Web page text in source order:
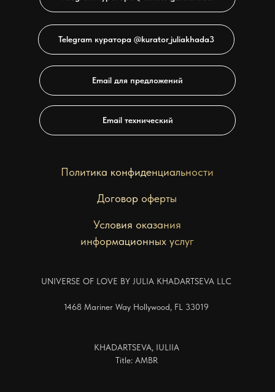
Политика конфиденциальности
Договор оферты
Условия оказания
информационных услуг
Telegram куратора @kurator_juliakhada3
Email для предложений
Email технический
UNIVERSE OF LOVE BY JULIA KHADARTSEVA LLC
1468 Mariner Way Hollywood, FL 33019
KHADARTSEVA, IULIIA
Title: AMBR